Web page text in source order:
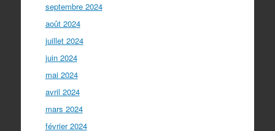
septembre 2024
août 2024
juillet 2024
juin 2024
mai 2024
avril 2024
mars 2024
février 2024